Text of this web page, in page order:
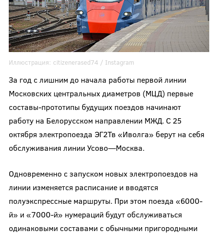
Иллюстрация: citizenerased74 / Instagram
За год с лишним до начала работы первой линии
Московских центральных диаметров (МЦД) первые
составы-прототипы будущих поездов начинают
работу на Белорусском направлении МЖД. С 25
октября электропоезда ЭГ2Тв «Иволга» берут на себя
обслуживания линии Усово—Москва.
Одновременно с запуском новых электропоездов на
линии изменяется расписание и вводятся
полуэкспрессные маршруты. При этом поезда «6000-
й» и «7000-й» нумераций будут обслуживаться
одинаковыми составами с обычными пригородными